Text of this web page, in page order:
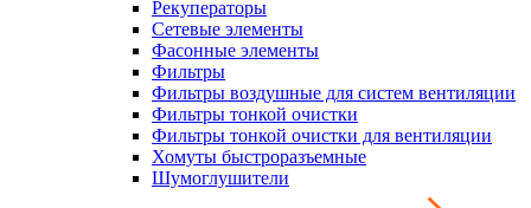
Рекуператоры
Сетевые элементы
Фасонные элементы
Фильтры
Фильтры воздушные для систем вентиляции
Фильтры тонкой очистки
Фильтры тонкой очистки для вентиляции
Хомуты быстроразъемные
Шумоглушители